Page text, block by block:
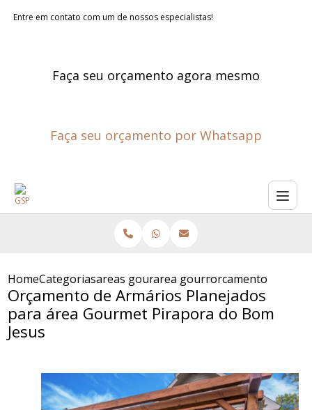
Entre em contato com um de nossos especialistas!
Faça seu orçamento agora mesmo
Faça seu orçamento por Whatsapp
HomeCategoriasareas gourmet planejadas
area gourmet planejada
orcamento de
Orçamento de Armários Planejados
para área Gourmet Pirapora do Bom
Jesus